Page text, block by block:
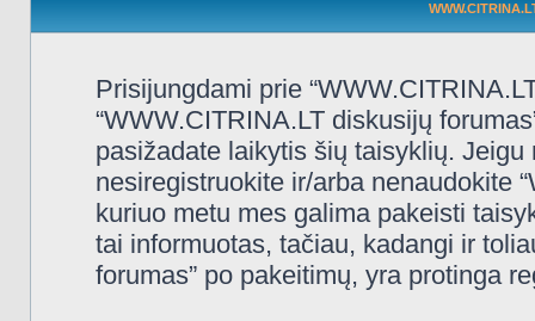
Prisijungdami prie
“WWW.CITRINA.LT diskusijų
pasižadate laikytis šių taisyklių.
nesiregistruokite ir/arba nenaudokite
kuriuo metu mes galima pakeisti
tai informuotas, tačiau, kadangi ir
forumas” po pakeitimų, yra protinga